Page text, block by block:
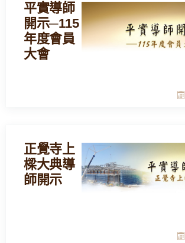
平實導師
開示─115
年度會員
大會
正覺寺上
樑大典導
師開示